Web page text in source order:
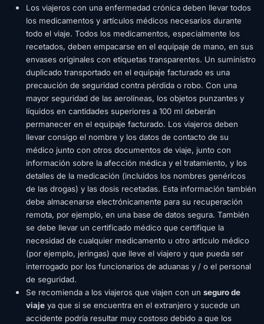
Los viajeros con una enfermedad crónica deben llevar todos
los medicamentos y artículos médicos necesarios durante
todo el viaje. Todos los medicamentos, especialmente los
recetados, deben empacarse en el equipaje de mano, en sus
envases originales con etiquetas transparentes. Un suministro
duplicado transportado en el equipaje facturado es una
precaución de seguridad contra pérdida o robo. Con una
mayor seguridad de las aerolíneas, los objetos punzantes y
líquidos en cantidades superiores a 100 ml deberán
permanecer en el equipaje facturado. Los viajeros deben
llevar consigo el nombre y los datos de contacto de su
médico junto con otros documentos de viaje, junto con
información sobre la afección médica y el tratamiento, y los
detalles de la medicación (incluidos los nombres genéricos
de las drogas) y las dosis recetadas. Esta información también
debe almacenarse electrónicamente para su recuperación
remota, por ejemplo, en una base de datos segura. También
se debe llevar un certificado médico que certifique la
necesidad de cualquier medicamento u otro artículo médico
(por ejemplo, jeringas) que lleve el viajero y que pueda ser
interrogado por los funcionarios de aduanas y / o el personal
de seguridad.
Se recomienda a los viajeros que viajen con un seguro de
viaje ya que si se encuentra en el extranjero y sucede un
accidente podría resultar muy costoso debido a que los